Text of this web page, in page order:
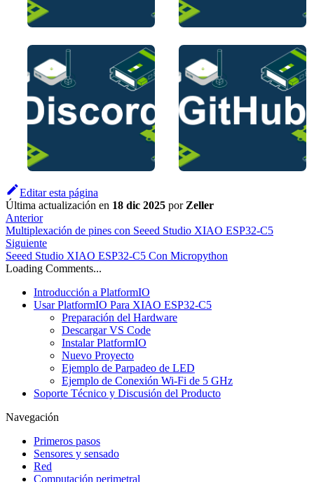
Editar esta página
Última actualización en 18 dic 2025 por Zeller
Anterior
Multiplexación de pines con Seeed Studio XIAO ESP32-C5
Siguiente
Seeed Studio XIAO ESP32-C5 Con Micropython
Loading Comments...
Introducción a PlatformIO
Usar PlatformIO Para XIAO ESP32-C5
Preparación del Hardware
Descargar VS Code
Instalar PlatformIO
Nuevo Proyecto
Ejemplo de Parpadeo de LED
Ejemplo de Conexión Wi-Fi de 5 GHz
Soporte Técnico y Discusión del Producto
Navegación
Primeros pasos
Sensores y sensado
Red
Computación perimetral